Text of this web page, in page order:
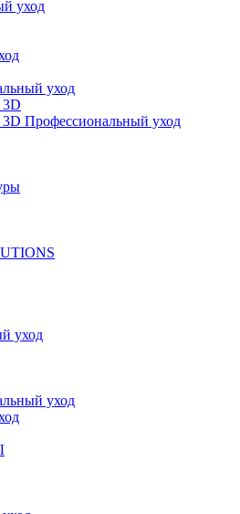
уход
уход
Профессиональный уход
уход
уход